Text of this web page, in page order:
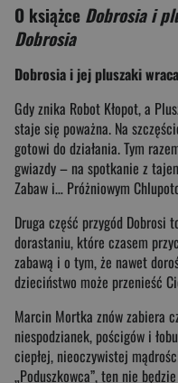
O książce Dobrosia i
Dobrosia
Dobrosia i jej pluszaki
Gdy znika Robot Kłopot, a
staje się poważna. Na
gotowi do działania. Tym
gwiazdy – na spotkanie z
Zabaw i… Próżniowym
Druga część przygód Dobrosi
dorastaniu, które czasem
zabawą i o tym, że nawet
dzieciństwo może przenieść
Marcin Mortka znów zabiera
niespodzianek, pościgów i
ciepłej, nieoczywistej
„Poduszkowca”, ten nie